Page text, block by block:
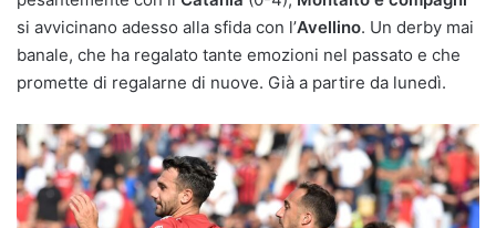
si avvicinano adesso alla sfida con l’Avellino. Un derby mai
banale, che ha regalato tante emozioni nel passato e che
promette di regalarne di nuove. Già a partire da lunedì.